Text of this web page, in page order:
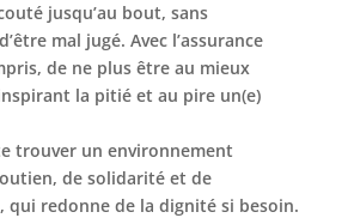
jusqu’au bout, sans
mal jugé. Avec l’assurance
de ne plus être au mieux
la pitié et au pire un(e)
trouver un environnement
de solidarité et de
qui redonne de la dignité si besoin.